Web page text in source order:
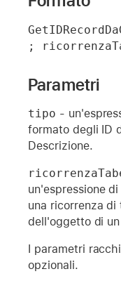
;
Parametri
tipo -
formato degli ID
Descrizione.
un'espressione
una ricorrenza
dell'oggetto di
I parametri
opzionali.